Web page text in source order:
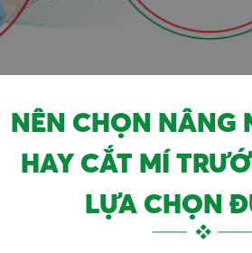
NÊN CHỌN NÂNG
HAY CẮT MÍ
LỰA CHỌN